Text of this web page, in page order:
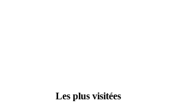
Les plus visitées